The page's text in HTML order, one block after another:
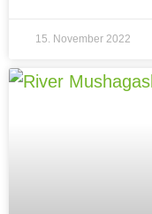
15. November 2022